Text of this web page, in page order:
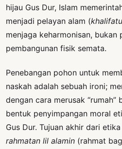
hijau Gus Dur, Islam
menjadi pelayan alam (
menjaga keharmonisan, bukan
pembangunan fisik semata.
Penebangan pohon untuk
naskah adalah sebuah ironi;
dengan cara merusak “rumah”
bentuk penyimpangan moral
Gus Dur. Tujuan akhir dari
rahmatan lil alamin (rahmat